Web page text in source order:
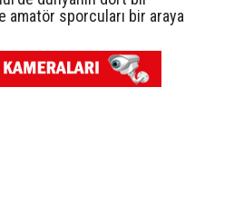
amatör sporcuları bir araya